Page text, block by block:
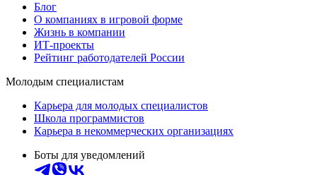
Блог
О компаниях в игровой форме
Жизнь в компании
ИТ-проекты
Рейтинг работодателей России
Молодым специалистам
Карьера для молодых специалистов
Школа программистов
Карьера в некоммерческих организациях
Боты для уведомлений